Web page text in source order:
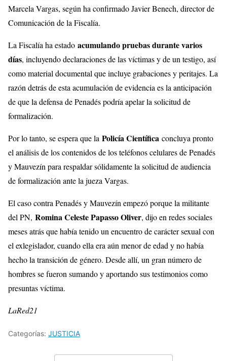
Marcela Vargas, según ha confirmado Javier Benech, director de
Comunicación de la Fiscalía.
La Fiscalía ha estado acumulando pruebas durante varios
días, incluyendo declaraciones de las víctimas y de un testigo, así
como material documental que incluye grabaciones y peritajes. La
razón detrás de esta acumulación de evidencia es la anticipación
de que la defensa de Penadés podría apelar la solicitud de
formalización.
Por lo tanto, se espera que la Policía Científica concluya pronto
el análisis de los contenidos de los teléfonos celulares de Penadés
y Mauvezín para respaldar sólidamente la solicitud de audiencia
de formalización ante la jueza Vargas.
El caso contra Penadés y Mauvezín empezó porque la militante
del PN, Romina Celeste Papasso Oliver, dijo en redes sociales
meses atrás que había tenido un encuentro de carácter sexual con
el exlegislador, cuando ella era aún menor de edad y no había
hecho la transición de género. Desde allí, un gran número de
hombres se fueron sumando y aportando sus testimonios como
presuntas víctima.
LaRed21
Categorías: JUSTICIA